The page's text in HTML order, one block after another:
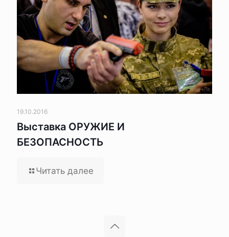
19.10.2016
Выставка ОРУЖИЕ И
БЕЗОПАСНОСТЬ
Читать далее